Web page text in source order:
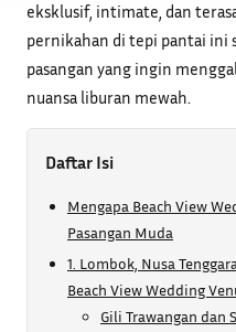
eksklusif, intimate, dan
pernikahan di tepi pantai ini
pasangan yang ingin
nuansa liburan mewah.
Daftar Isi
Mengapa Beach View
Pasangan Muda
1. Lombok, Nusa
Beach View Wedding
Gili Trawangan dan